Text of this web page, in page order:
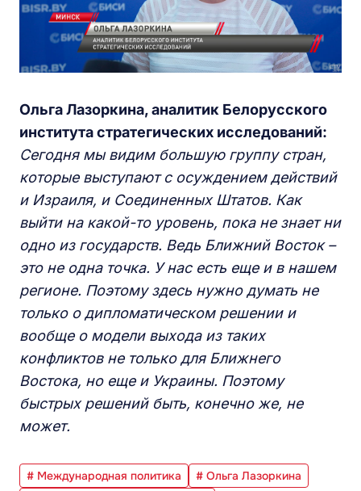
Ольга Лазоркина, аналитик Белорусского
института стратегических исследований:
Сегодня мы видим большую группу стран,
которые выступают с осуждением действий
и Израиля, и Соединенных Штатов. Как
выйти на какой-то уровень, пока не знает ни
одно из государств. Ведь Ближний Восток –
это не одна точка. У нас есть еще и в нашем
регионе. Поэтому здесь нужно думать не
только о дипломатическом решении и
вообще о модели выхода из таких
конфликтов не только для Ближнего
Востока, но еще и Украины. Поэтому
быстрых решений быть, конечно же, не
может.
# Международная политика
# Ольга Лазоркина